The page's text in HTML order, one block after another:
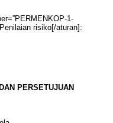
1-
risiko[/aturan]:
PERSETUJUAN